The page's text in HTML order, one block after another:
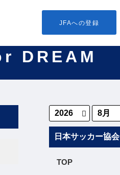
JFAへの登録
DREAM
日本サッカー協会
TOP